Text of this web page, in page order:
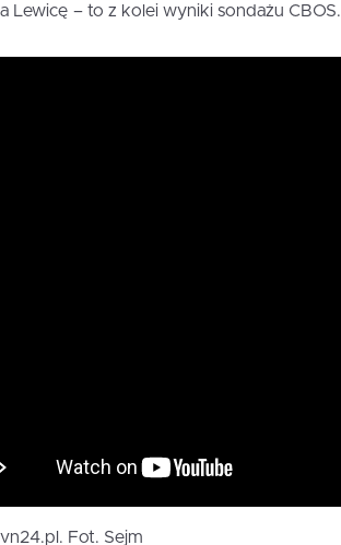
Lewicę – to z kolei wyniki sondażu CBOS.
Fot. Sejm